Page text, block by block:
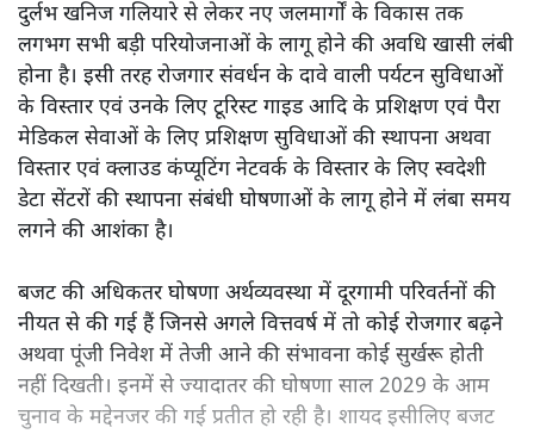
दुर्लभ खनिज गलियारे से लेकर नए जलमार्गों के विकास तक
लगभग सभी बड़ी परियोजनाओं के लागू होने की अवधि खासी लंबी
होना है। इसी तरह रोजगार संवर्धन के दावे वाली पर्यटन सुविधाओं
के विस्तार एवं उनके लिए टूरिस्ट गाइड आदि के प्रशिक्षण एवं पैरा
मेडिकल सेवाओं के लिए प्रशिक्षण सुविधाओं की स्थापना अथवा
विस्तार एवं क्लाउड कंप्यूटिंग नेटवर्क के विस्तार के लिए स्वदेशी
डेटा सेंटरों की स्थापना संबंधी घोषणाओं के लागू होने में लंबा समय
लगने की आशंका है।
बजट की अधिकतर घोषणा अर्थव्यवस्था में दूरगामी परिवर्तनों की
नीयत से की गई हैं जिनसे अगले वित्तवर्ष में तो कोई रोजगार बढ़ने
अथवा पूंजी निवेश में तेजी आने की संभावना कोई सुर्खरू होती
नहीं दिखती। इनमें से ज्यादातर की घोषणा साल 2029 के आम
चुनाव के मद्देनजर की गई प्रतीत हो रही है। शायद इसीलिए बजट